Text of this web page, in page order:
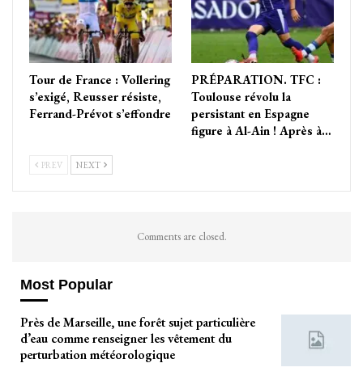
Tour de France : Vollering
s’exigé, Reusser résiste,
Ferrand-Prévot s’effondre
PRÉPARATION. TFC :
Toulouse révolu la
persistant en Espagne
figure à Al-Ain ! Après à…
PREV NEXT
Comments are closed.
Most Popular
Près de Marseille, une forêt sujet particulière
d’eau comme renseigner les vêtement du
perturbation météorologique